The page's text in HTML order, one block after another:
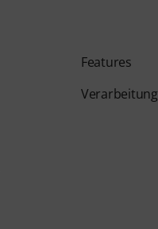
Features
Verarbeitung